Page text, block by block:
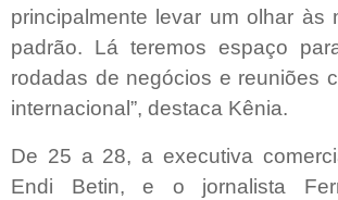
principalmente levar um olhar às
padrão. Lá teremos espaço
rodadas de negócios e reuniões
internacional”, destaca Kênia.
De 25 a 28, a executiva
Endi Betin, e o jornalista